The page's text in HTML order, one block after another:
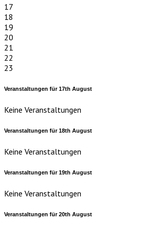
17
18
19
20
21
22
23
Veranstaltungen für17th August
Keine Veranstaltungen
Veranstaltungen für18th August
Keine Veranstaltungen
Veranstaltungen für19th August
Keine Veranstaltungen
Veranstaltungen für20th August